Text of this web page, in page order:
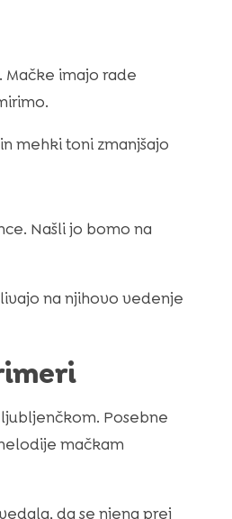
imajo rade
mehki toni zmanjšajo
Našli jo bomo na
na njihovo vedenje
Posebne
mačkam
da se njena prej